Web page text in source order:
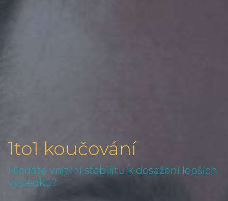
1to1 koučování
Hledáte vnitřní stabilitu k dosažení lepších
výsledků?